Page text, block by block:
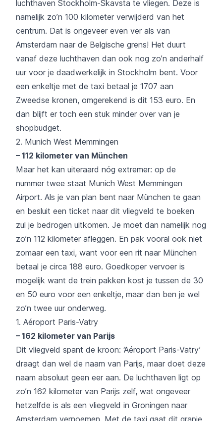
luchthaven Stockholm-Skavsta te vliegen. Deze is
namelijk zo’n 100 kilometer verwijderd van het
centrum. Dat is ongeveer even ver als van
Amsterdam naar de Belgische grens! Het duurt
vanaf deze luchthaven dan ook nog zo’n anderhalf
uur voor je daadwerkelijk in Stockholm bent. Voor
een enkeltje met de taxi betaal je 1707 aan
Zweedse kronen, omgerekend is dit 153 euro. En
dan blijft er toch een stuk minder over van je
shopbudget.
2. Munich West Memmingen
– 112 kilometer van München
Maar het kan uiteraard nóg extremer: op de
nummer twee staat Munich West Memmingen
Airport. Als je van plan bent naar München te gaan
en besluit een ticket naar dit vliegveld te boeken
zul je bedrogen uitkomen. Je moet dan namelijk nog
zo’n 112 kilometer afleggen. En pak vooral ook niet
zomaar een taxi, want voor een rit naar München
betaal je circa 188 euro. Goedkoper vervoer is
mogelijk want de trein pakken kost je tussen de 30
en 50 euro voor een enkeltje, maar dan ben je wel
zo’n twee uur onderweg.
1. Aéroport Paris-Vatry
– 162 kilometer van Parijs
Dit vliegveld spant de kroon: ‘Aéroport Paris-Vatry’
draagt dan wel de naam van Parijs, maar doet deze
naam absoluut geen eer aan. De luchthaven ligt op
zo’n 162 kilometer van Parijs zelf, wat ongeveer
hetzelfde is als een vliegveld in Groningen naar
Amsterdam vernoemen. Met de taxi gaat dit grapje